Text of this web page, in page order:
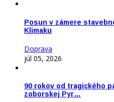
Posun v zámere
Klimaku
Doprava
júl 05, 2026
90 rokov od tragického
zoborskej Pyr…